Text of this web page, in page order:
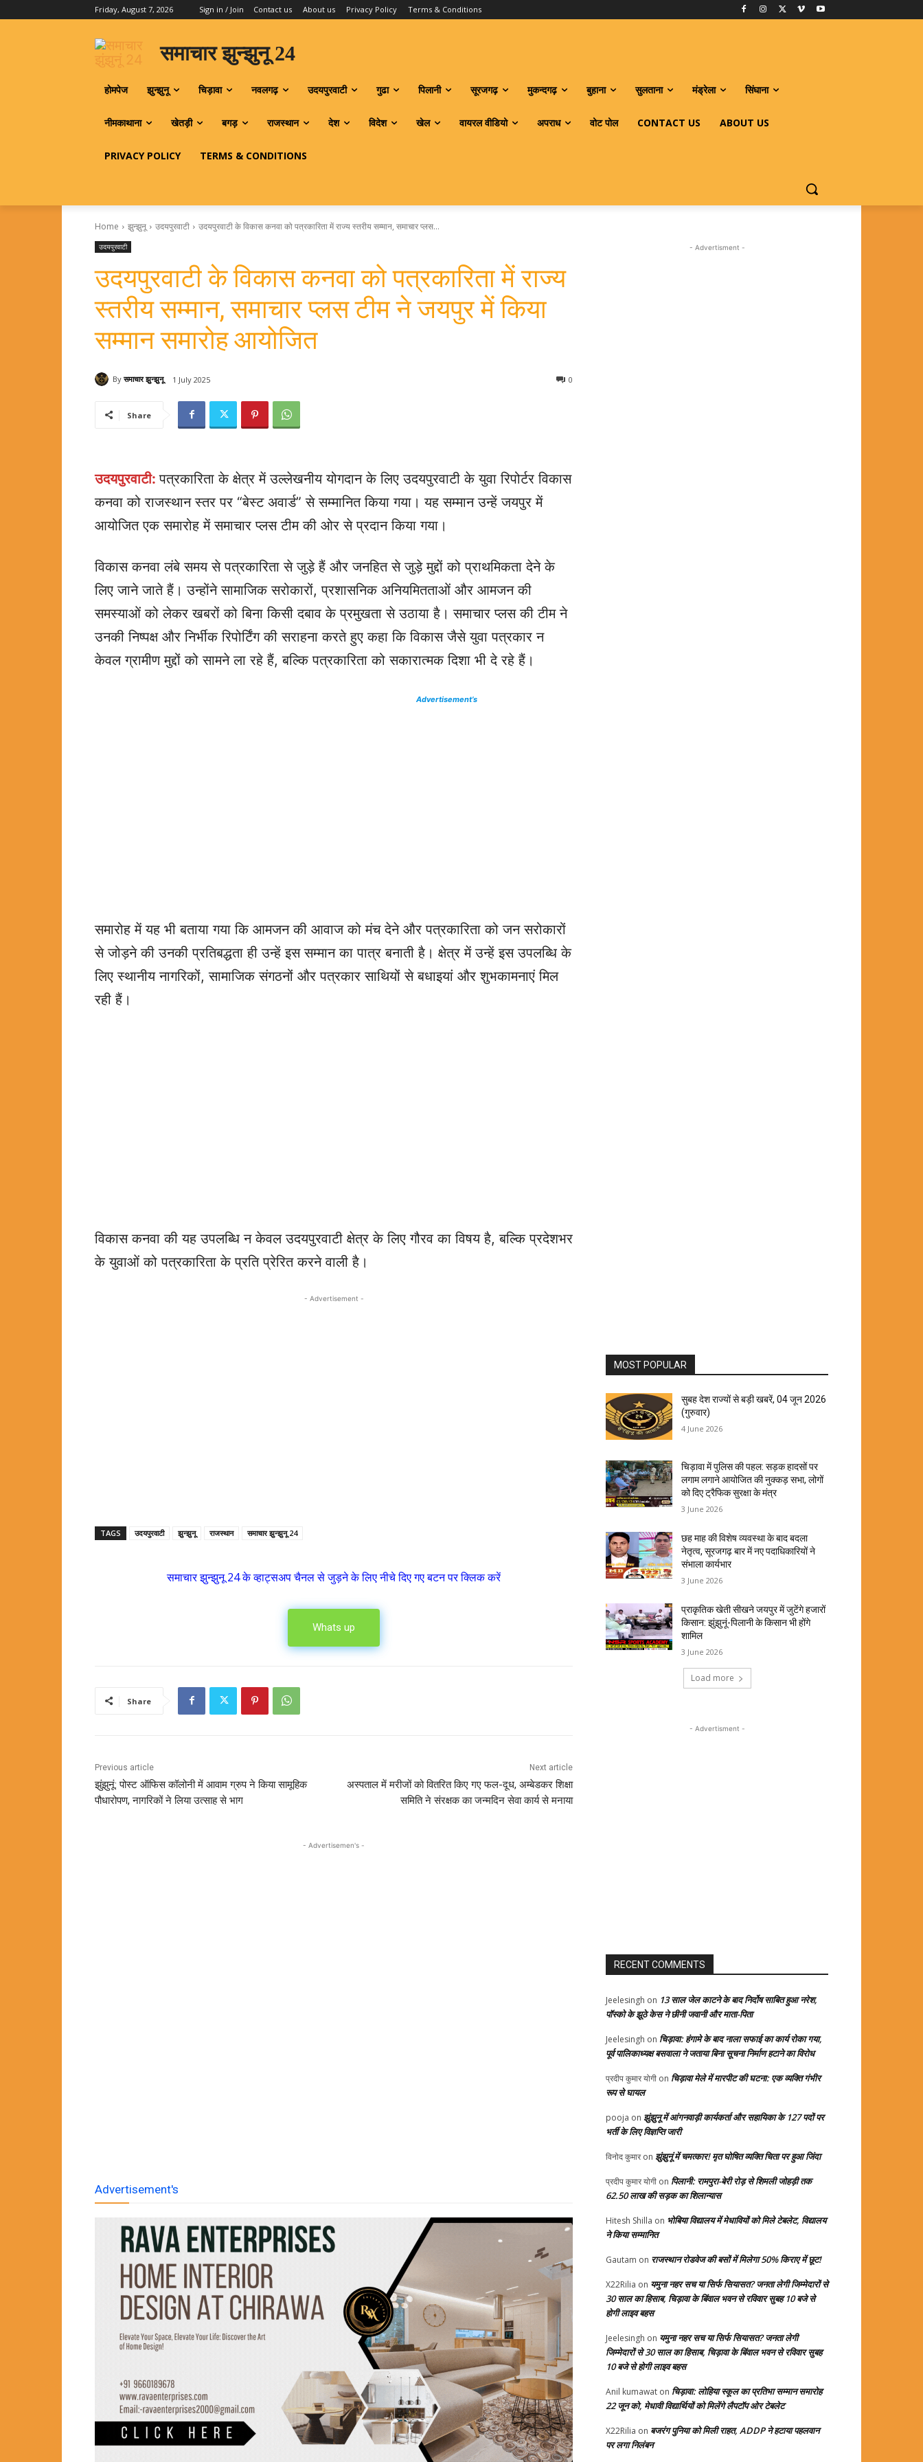
Friday, August 7, 2026 Sign in / Join Contact us About us Privacy Policy Terms & Conditions
समाचार झुन्झुनू 24
होमपेज झुन्झुनू चिड़ावा नवलगढ़ उदयपुरवाटी गुढा पिलानी सूरजगढ़ मुकन्दगढ़ बुहाना सुलताना मंड्रेला सिंघाना
नीमकाथाना खेतड़ी बगड़ राजस्थान देश विदेश खेल वायरल वीडियो अपराध वोट पोल CONTACT US ABOUT US
PRIVACY POLICY TERMS & CONDITIONS
Home झुन्झुनू उदयपुरवाटी उदयपुरवाटी के विकास कनवा को पत्रकारिता में राज्य स्तरीय सम्मान, समाचार प्लस...
उदयपुरवाटी
उदयपुरवाटी के विकास कनवा को पत्रकारिता में राज्य
स्तरीय सम्मान, समाचार प्लस टीम ने जयपुर में किया
सम्मान समारोह आयोजित
By समाचार झुन्झुनू 1 July 2025 0
Share
उदयपुरवाटी:पत्रकारिता के क्षेत्र में उल्लेखनीय योगदान के लिए उदयपुरवाटी के युवा रिपोर्टर विकास
कनवा को राजस्थान स्तर पर “बेस्ट अवार्ड” से सम्मानित किया गया। यह सम्मान उन्हें जयपुर में
आयोजित एक समारोह में समाचार प्लस टीम की ओर से प्रदान किया गया।
विकास कनवा लंबे समय से पत्रकारिता से जुड़े हैं और जनहित से जुड़े मुद्दों को प्राथमिकता देने के
लिए जाने जाते हैं। उन्होंने सामाजिक सरोकारों, प्रशासनिक अनियमितताओं और आमजन की
समस्याओं को लेकर खबरों को बिना किसी दबाव के प्रमुखता से उठाया है। समाचार प्लस की टीम ने
उनकी निष्पक्ष और निर्भीक रिपोर्टिंग की सराहना करते हुए कहा कि विकास जैसे युवा पत्रकार न
केवल ग्रामीण मुद्दों को सामने ला रहे हैं, बल्कि पत्रकारिता को सकारात्मक दिशा भी दे रहे हैं।
Advertisement’s
समारोह में यह भी बताया गया कि आमजन की आवाज को मंच देने और पत्रकारिता को जन सरोकारों
से जोड़ने की उनकी प्रतिबद्धता ही उन्हें इस सम्मान का पात्र बनाती है। क्षेत्र में उन्हें इस उपलब्धि के
लिए स्थानीय नागरिकों, सामाजिक संगठनों और पत्रकार साथियों से बधाइयां और शुभकामनाएं मिल
रही हैं।
विकास कनवा की यह उपलब्धि न केवल उदयपुरवाटी क्षेत्र के लिए गौरव का विषय है, बल्कि प्रदेशभर
के युवाओं को पत्रकारिता के प्रति प्रेरित करने वाली है।⁩
- Advertisement -
TAGS उदयपुरवाटी झुन्झुनू राजस्थान समाचार झुन्झुनू 24
समाचार झुन्झुनू 24 के व्हाट्सअप चैनल से जुड़ने के लिए नीचे दिए गए बटन पर क्लिक करें
Whats up
Share
Previous article
झुंझुनूं: पोस्ट ऑफिस कॉलोनी में आवाम ग्रुप ने किया सामूहिक
पौधारोपण, नागरिकों ने लिया उत्साह से भाग
Next article
अस्पताल में मरीजों को वितरित किए गए फल-दूध, अम्बेडकर शिक्षा
समिति ने संरक्षक का जन्मदिन सेवा कार्य से मनाया
- Advertisemen's -
Advertisement's
- Advertisment -
MOST POPULAR
सुबह देश राज्यों से बड़ी खबरें, 04 जून 2026
(गुरुवार)
4 June 2026
चिड़ावा में पुलिस की पहल: सड़क हादसों पर
लगाम लगाने आयोजित की नुक्कड़ सभा, लोगों
को दिए ट्रैफिक सुरक्षा के मंत्र
3 June 2026
छह माह की विशेष व्यवस्था के बाद बदला
नेतृत्व, सूरजगढ़ बार में नए पदाधिकारियों ने
संभाला कार्यभार
3 June 2026
प्राकृतिक खेती सीखने जयपुर में जुटेंगे हजारों
किसान: झुंझुनूं-पिलानी के किसान भी होंगे
शामिल
3 June 2026
Load more
- Advertisment -
RECENT COMMENTS
Jeelesingh on 13 साल जेल काटने के बाद निर्दोष साबित हुआ नरेश,
पॉस्को के झूठे केस ने छीनी जवानी और माता-पिता
Jeelesingh on चिड़ावा: हंगामे के बाद नाला सफाई का कार्य रोका गया,
पूर्व पालिकाध्यक्ष बसवाला ने जताया बिना सूचना निर्माण हटाने का विरोध
प्रदीप कुमार योगी on चिड़ावा मेले में मारपीट की घटना: एक व्यक्ति गंभीर
रूप से घायल
pooja on झुंझुनू में आंगनवाड़ी कार्यकर्ता और सहायिका के 127 पदों पर
भर्ती के लिए विज्ञप्ति जारी
विनोद कुमारon झुंझुनूं में चमत्कार! मृत घोषित व्यक्ति चिता पर हुआ जिंदा
प्रदीप कुमार योगी on पिलानी: रामपुरा-बेरी रोड़ से शिमली जोहड़ी तक
62.50 लाख की सड़क का शिलान्यास
Hitesh Shilla on भोबिया विद्यालय में मेधावियों को मिले टेबलेट, विद्यालय
ने किया सम्मानित
Gautam on राजस्थान रोडवेज की बसों में मिलेगा 50% किराए में छूट!
X22Rilia on यमुना नहर सच या सिर्फ सियासत? जनता लेगी जिम्मेदारों से
30 साल का हिसाब, चिड़ावा के बिंवाल भवन से रविवार सुबह 10 बजे से
होगी लाइव बहस
Jeelesingh on यमुना नहर सच या सिर्फ सियासत? जनता लेगी
जिम्मेदारों से 30 साल का हिसाब, चिड़ावा के बिंवाल भवन से रविवार सुबह
10 बजे से होगी लाइव बहस
Anil kumawat on चिड़ावा: लोहिया स्कूल का प्रतिभा सम्मान समारोह
22 जून को, मेधावी विद्यार्थियों को मिलेंगे लैपटॉप ओर टेबलेट
X22Rilia on बजरंग पुनिया को मिली राहत, ADDP ने हटाया पहलवान
पर लगा निलंबन